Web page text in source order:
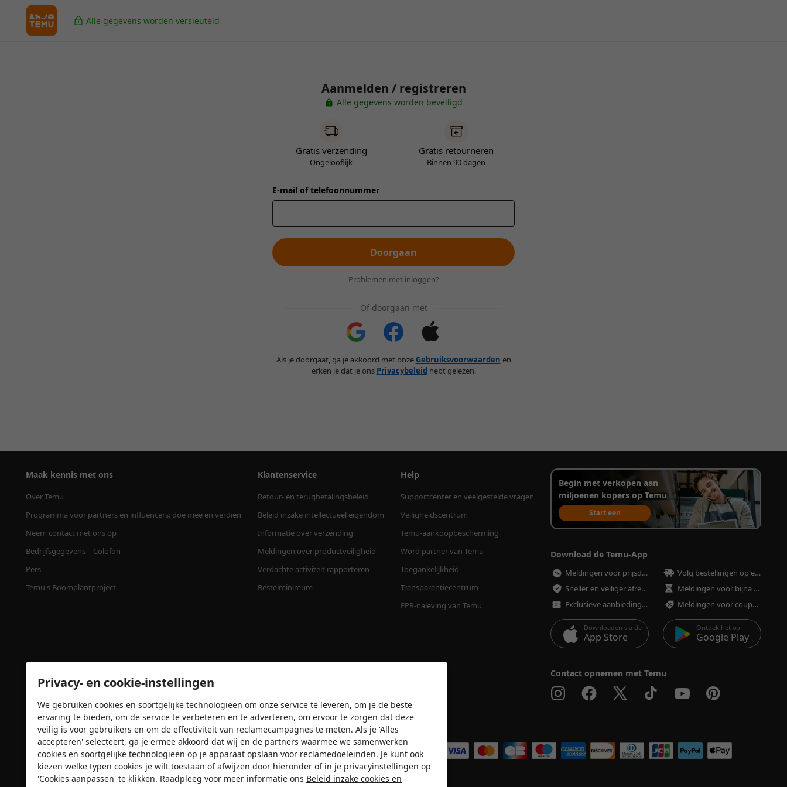
Alle gegevens worden versleuteld
Aanmelden / registreren
Alle gegevens worden beveiligd
Gratis verzending
Ongelooflijk
Gratis retourneren
Binnen 90 dagen
E-mail of telefoonnummer
Doorgaan
Problemen met inloggen?
Of doorgaan met
Als je doorgaat, ga je akkoord met onze Gebruiksvoorwaarden en
erken je dat je ons Privacybeleid hebt gelezen.
Maak kennis met ons
Over Temu
Programma voor partners en influencers: doe mee en verdien
Neem contact met ons op
Bedrijfsgegevens – Colofon
Pers
Temu's Boomplantproject
Klantenservice
Retour- en terugbetalingsbeleid
Beleid inzake intellectueel eigendom
Informatie over verzending
Meldingen over productveiligheid
Verdachte activiteit rapporteren
Bestelminimum
Help
Supportcenter en veelgestelde vragen
Veiligheidscentrum
Temu-aankoopbescherming
Word partner van Temu
Toegankelijkheid
Transparantiecentrum
EPR-naleving van Temu
Begin met verkopen aan
miljoenen kopers op Temu
Start een
verkoopaccount
Download de Temu-App
Meldingen voor prijsdalingen
Volg bestellingen op elk moment
Sneller en veiliger afrekenen
Meldingen voor bijna uitverkochte artikelen
Exclusieve aanbiedingen
Meldingen voor coupons en aanbiedingen
Downloaden via de
App Store
Ontdek het op
Google Play
Contact opnemen met Temu
Veiligheidscertificaten Wij accepteren
Privacy- en cookie-instellingen
We gebruiken cookies en soortgelijke technologieën om onze service te leveren, om je de beste
ervaring te bieden, om de service te verbeteren en te adverteren, om ervoor te zorgen dat deze
veilig is voor gebruikers en om de effectiviteit van reclamecampagnes te meten. Als je 'Alles
accepteren' selecteert, ga je ermee akkoord dat wij en de partners waarmee we samenwerken
cookies en soortgelijke technologieën op je apparaat opslaan voor reclamedoeleinden. Je kunt ook
kiezen welke typen cookies je wilt toestaan of afwijzen door hieronder of in je privacyinstellingen op
'Cookies aanpassen' te klikken. Raadpleeg voor meer informatie ons Beleid inzake cookies en